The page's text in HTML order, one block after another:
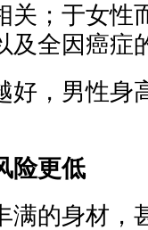
关；于女性
及全因癌症
好，男性身
险更低
满的身材，